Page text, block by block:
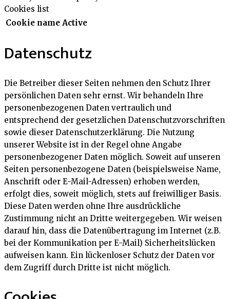
Cookies list
Cookie name Active
Datenschutz
Die Betreiber dieser Seiten nehmen den Schutz Ihrer
persönlichen Daten sehr ernst. Wir behandeln Ihre
personenbezogenen Daten vertraulich und
entsprechend der gesetzlichen Datenschutzvorschriften
sowie dieser Datenschutzerklärung. Die Nutzung
unserer Website ist in der Regel ohne Angabe
personenbezogener Daten möglich. Soweit auf unseren
Seiten personenbezogene Daten (beispielsweise Name,
Anschrift oder E-Mail-Adressen) erhoben werden,
erfolgt dies, soweit möglich, stets auf freiwilliger Basis.
Diese Daten werden ohne Ihre ausdrückliche
Zustimmung nicht an Dritte weitergegeben. Wir weisen
darauf hin, dass die Datenübertragung im Internet (z.B.
bei der Kommunikation per E-Mail) Sicherheitslücken
aufweisen kann. Ein lückenloser Schutz der Daten vor
dem Zugriff durch Dritte ist nicht möglich.